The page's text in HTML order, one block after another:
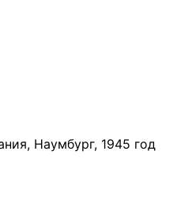
Наумбург, 1945 год